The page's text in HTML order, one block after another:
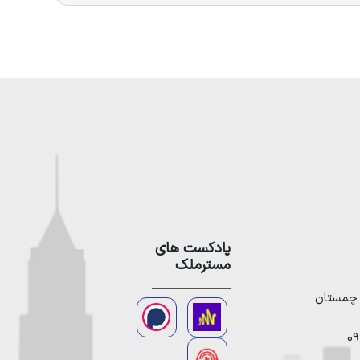
پادکست های
مسترملک